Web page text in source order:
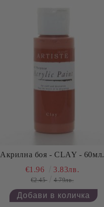
Акрилна боя - CLAY - 60мл.
€1.96 3.83лв.
€2.45 4.79лв.